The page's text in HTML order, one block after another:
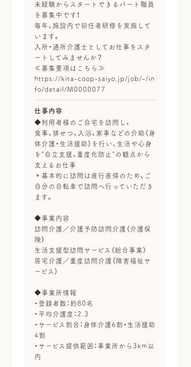
未経験からスタートできるパート職員
を募集中です！
毎年、施設内で初任者研修を実施して
います。
入所・通所介護士としてお仕事をスタ
ートしてみませんか？
≪募集要項はこちら≫
https://kita-coop-saiyo.jp/job/-/in
fo/detail/M0000077
仕事内容
◆利用者様のご自宅を訪問し、
食事、排せつ、入浴、家事などの介助（身
体介護・生活援助）を行い、生活や心身
を”自立支援、重度化防止”の観点から
支えるお仕事
＊基本的に訪問は直行直帰のため、ご
自分の自転車で訪問へ行っていただき
ます。
◆事業内容
訪問介護／介護予防訪問介護（介護保
険）
生活支援型訪問サービス（総合事業）
居宅介護／重度訪問介護（障害福祉サ
ービス）
◆事業所情報
・登録者数：約80名
・平均介護度：2.3
・サービス割合：身体介護6割・生活援助
4割
・サービス提供範囲：事業所から3km以
内